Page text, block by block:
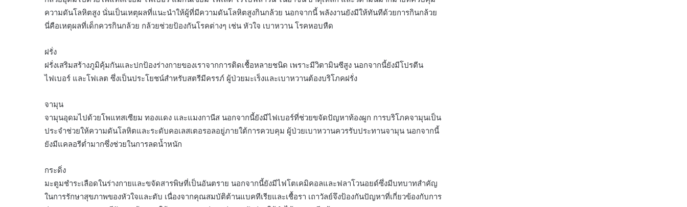
ความดันโลหิตสูง นั่นเป็นเหตุผลที่แนะนำให้ผู้ที่มีความดันโลหิตสูงกินกล้วย นอกจากนี้ พลังงานยังมีให้ทันทีด้วยการกินกล้วย
นี่คือเหตุผลที่เด็กควรกินกล้วย กล้วยช่วยป้องกันโรคต่างๆ เช่น หัวใจ เบาหวาน โรคหอบหืด
ฝรั่ง
ฝรั่งเสริมสร้างภูมิคุ้มกันและปกป้องร่างกายของเราจากการติดเชื้อหลายชนิด เพราะมีวิตามินซีสูง นอกจากนี้ยังมีโปรตีน
ไฟเบอร์ และโฟเลต ซึ่งเป็นประโยชน์สำหรับสตรีมีครรภ์ ผู้ป่วยมะเร็งและเบาหวานต้องบริโภคฝรั่ง
จามุน
จามุนอุดมไปด้วยโพแทสเซียม ทองแดง และแมงกานีส นอกจากนี้ยังมีไฟเบอร์ที่ช่วยขจัดปัญหาท้องผูก การบริโภคจามุนเป็น
ประจำช่วยให้ความดันโลหิตและระดับคอเลสเตอรอลอยู่ภายใต้การควบคุม ผู้ป่วยเบาหวานควรรับประทานจามุน นอกจากนี้
ยังมีแคลอรีต่ำมากซึ่งช่วยในการลดน้ำหนัก
กระดิ่ง
มะตูมชำระเลือดในร่างกายและขจัดสารพิษที่เป็นอันตราย นอกจากนี้ยังมีไฟโตเคมิคอลและฟลาโวนอยด์ซึ่งมีบทบาทสำคัญ
ในการรักษาสุขภาพของหัวใจและตับ เนื่องจากคุณสมบัติต้านแบคทีเรียและเชื้อรา เถาวัลย์จึงป้องกันปัญหาที่เกี่ยวข้องกับการ